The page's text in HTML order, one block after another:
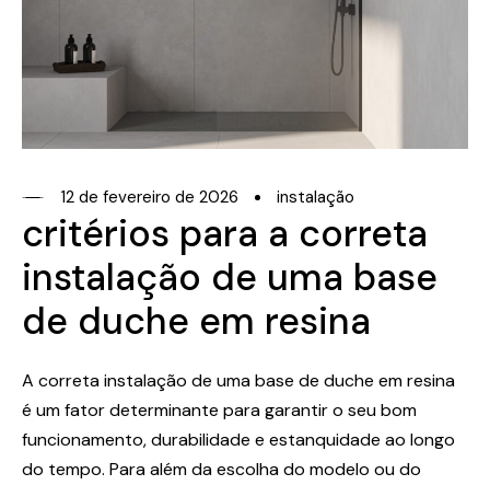
12 de fevereiro de 2026 instalação
critérios para a correta
instalação de uma base
de duche em resina
A correta instalação de uma base de duche em resina
é um fator determinante para garantir o seu bom
funcionamento, durabilidade e estanquidade ao longo
do tempo. Para além da escolha do modelo ou do